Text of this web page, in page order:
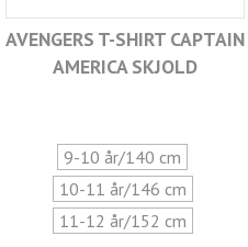
AVENGERS T-SHIRT CAPTAIN
AMERICA SKJOLD
9-10 år/140 cm
10-11 år/146 cm
11-12 år/152 cm